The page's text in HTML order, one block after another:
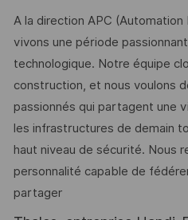
A la direction APC
vivons une période
technologique. Notre équipe
construction, et nous voulons
passionnés qui partagent une
les infrastructures de demain
haut niveau de sécurité. Nous
personnalité capable de
partager